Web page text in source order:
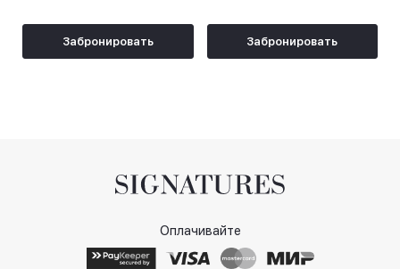
Забронировать Забронировать
Оплачивайте